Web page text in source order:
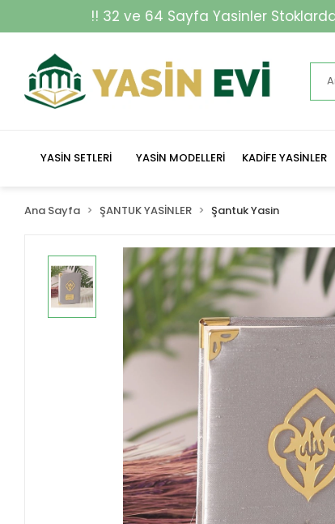
ve 64 Sayfa Yasinler Stoklarda !!
YASİN SETLERİ YASİN MODELLERİ KADİFE YASİNLER
Ana Sayfa ŞANTUK YASİNLER Şantuk Yasin